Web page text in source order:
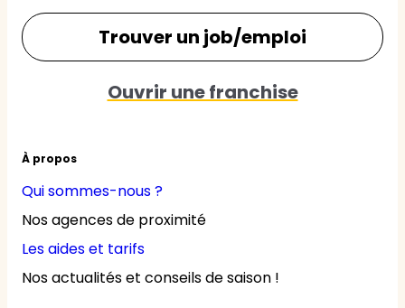
À propos
Qui sommes-nous ?
Nos agences de proximité
Les aides et tarifs
Nos actualités et conseils de saison !
Trouver un job/emploi
Ouvrir une franchise